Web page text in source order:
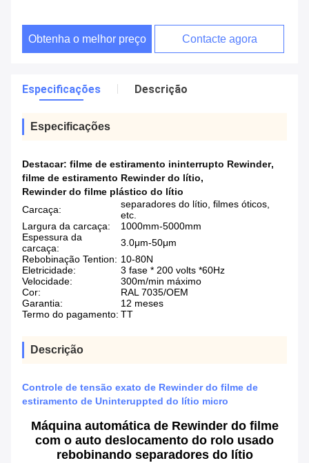
Obtenha o melhor preço Contacte agora
Especificações Descrição
Especificações
Destacar: filme de estiramento ininterrupto Rewinder,
filme de estiramento Rewinder do lítio,
Rewinder do filme plástico do lítio
Carcaça:
separadores do lítio, filmes óticos,
etc.
Largura da carcaça:
1000mm-5000mm
Espessura da
carcaça:
3.0μm-50μm
Rebobinação Tention: 10-80N
Eletricidade:
3 fase * 200 volts *60Hz
Velocidade:
300m/min máximo
Cor:
RAL 7035/OEM
Garantia:
12 meses
Termo do pagamento: TT
Descrição
Controle de tensão exato de Rewinder do filme de
estiramento de Uninteruppted do lítio micro
Máquina automática de Rewinder do filme
com o auto deslocamento do rolo usado
rebobinando separadores do lítio